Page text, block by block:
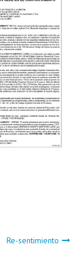
Re-sentimiento